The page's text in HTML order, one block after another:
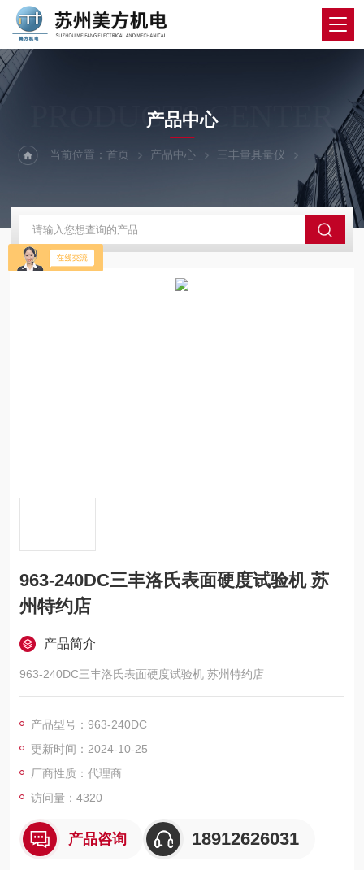
PRODUCTS CENTER
产品中心
当前位置：首页 产品中心 三丰量具量仪 三丰硬度计
963-240DC三丰洛氏表面硬度试验机 苏
州特约店
产品简介
963-240DC三丰洛氏表面硬度试验机 苏州特约店
产品型号：963-240DC
更新时间：2024-10-25
厂商性质：代理商
访问量：4320
产品咨询 18912626031